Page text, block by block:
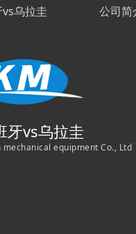
乌拉圭 公司简
牙vs乌拉圭
mechanical equipment Co., Ltd